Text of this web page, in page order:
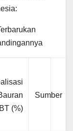
(%)
Sumber